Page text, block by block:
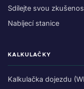
Sdílejte svou
Nabíjecí stanice
KALKULAČKY
Kalkulačka dojezdu